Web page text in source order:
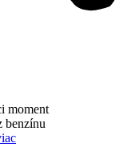
moment
benzínu